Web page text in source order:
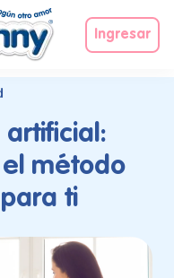
Ingresar
artificial:
método
ti